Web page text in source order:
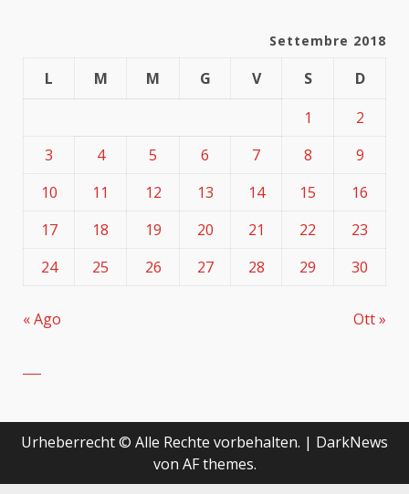
Settembre 2018
L M M G V S
D
1
2
3
4 5 6 7 8
9
10
11 12 13 14 15
16
17
18 19 20 21 22
23
24
25 26 27 28 29 30
« Ago Ott »
Urheberrecht © Alle Rechte vorbehalten. | DarkNews
von AF themes.